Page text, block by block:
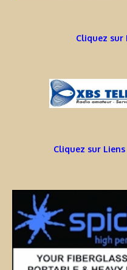
Cliquez sur
Cliquez sur Liens